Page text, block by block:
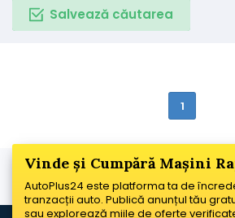
Salvează căutarea
1
Vinde și Cumpără Mașini
AutoPlus24 este platforma ta de
tranzacții auto. Publică anunțul tău
sau explorează miile de oferte